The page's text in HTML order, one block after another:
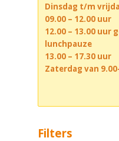
Dinsdag t/m
09.00 – 12.00 uur
12.00 – 13.00 uur
lunchpauze
13.00 – 17.30 uur
Zaterdag van
Filters